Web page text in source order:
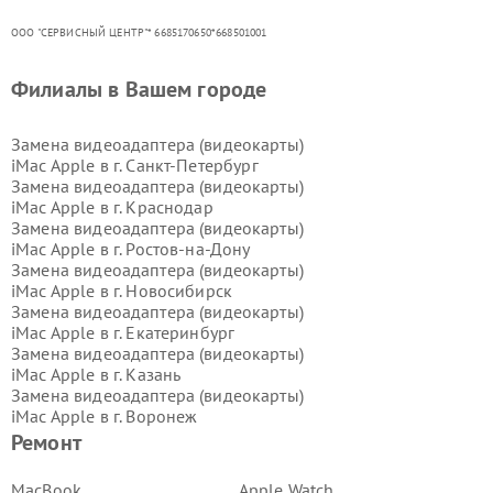
ООО "СЕРВИСНЫЙ ЦЕНТР"* 6685170650*668501001
Ремонт
Филиалы в Вашем городе
Замена видеоадаптера (видеокарты)
iMac Apple в г. Санкт-Петербург
Замена видеоадаптера (видеокарты)
iMac Apple в г. Краснодар
Замена видеоадаптера (видеокарты)
iMac Apple в г. Ростов-на-Дону
Замена видеоадаптера (видеокарты)
iMac Apple в г. Новосибирск
Замена видеоадаптера (видеокарты)
iMac Apple в г. Екатеринбург
Замена видеоадаптера (видеокарты)
iMac Apple в г. Казань
Замена видеоадаптера (видеокарты)
iMac Apple в г. Воронеж
Замена видеоадаптера (видеокарты)
Замена видеоадаптера (видеокарты)